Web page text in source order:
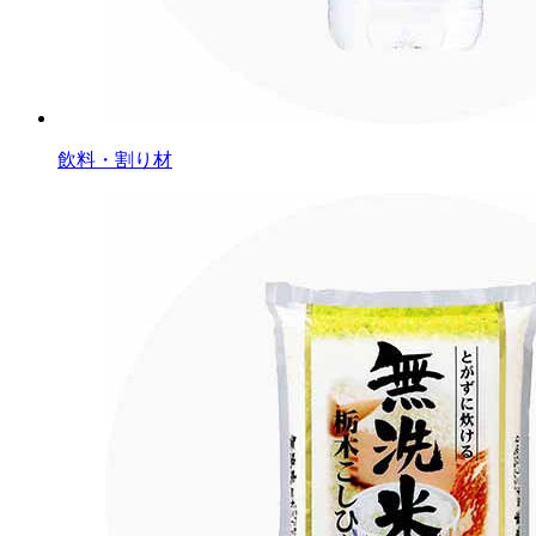
飲料・割り材